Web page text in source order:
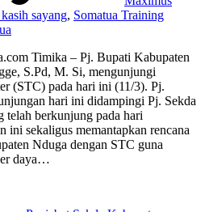
sayang, Somatua Training
Timika – Pj. Bupati Kabupaten
S.Pd, M. Si, mengunjungi
(STC) pada hari ini (11/3). Pj.
hari ini didampingi Pj. Sekda
telah berkunjung pada hari
ini sekaligus memantapkan rencana
Nduga dengan STC guna
daya…